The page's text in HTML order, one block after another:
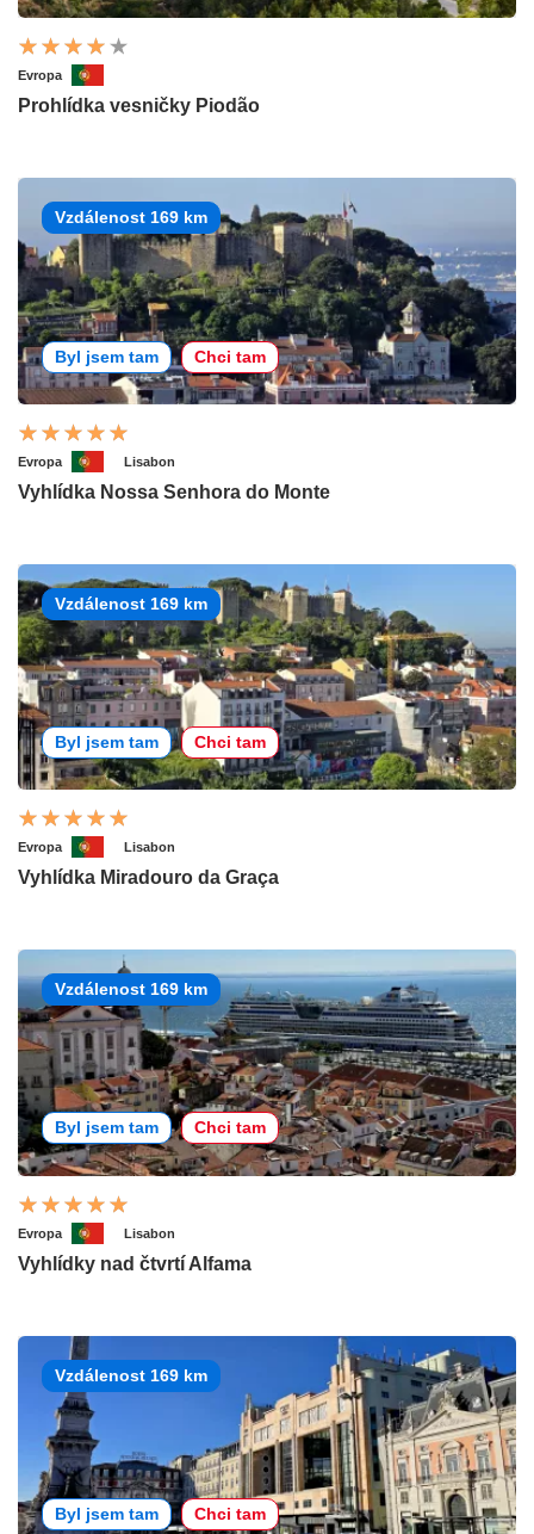
Evropa
Prohlídka vesničky Piodão
Vzdálenost 169 km
Byl jsem tam Chci tam
Evropa Lisabon
Vyhlídka Nossa Senhora do Monte
Vzdálenost 169 km
Byl jsem tam Chci tam
Evropa Lisabon
Vyhlídka Miradouro da Graça
Vzdálenost 169 km
Byl jsem tam Chci tam
Evropa Lisabon
Vyhlídky nad čtvrtí Alfama
Vzdálenost 169 km
Byl jsem tam Chci tam